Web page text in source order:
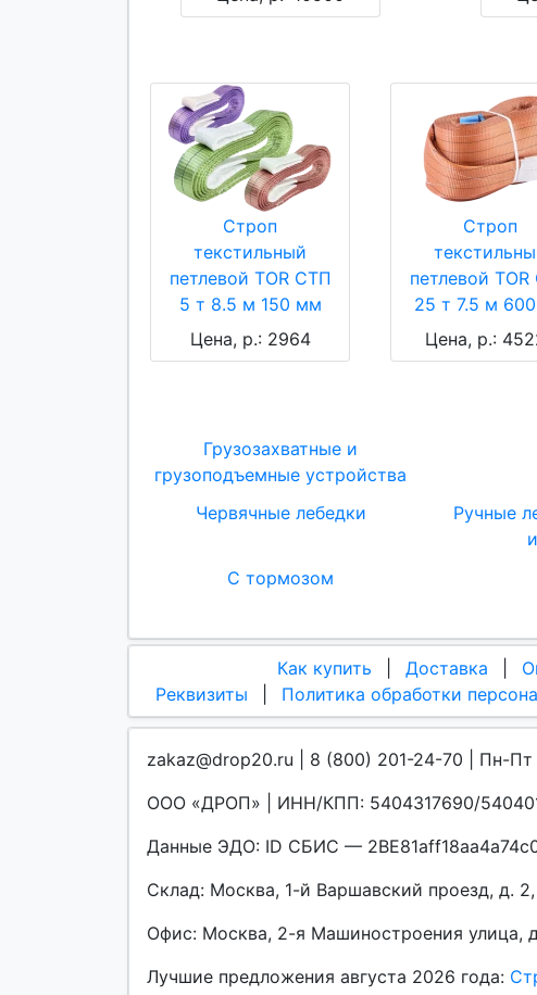
Строп
текстильный
петлевой TOR СТП
5 т 8.5 м 150 мм
Цена, р.: 2964
Строп
петлевой
25 т 7.5 м
Цена, р.:
Грузозахватные и
грузоподъемные устройства
Червячные лебедки
Ручные
С тормозом
Как купить Доставка
Реквизиты
Политика обработки
zakaz@drop20.ru | 8 (800) 201-24-70 | Пн-Пт
ООО «ДРОП» | ИНН/КПП: 5404317690/
Данные ЭДО: ID СБИС —
Склад: Москва, 1-й Варшавский проезд, д. 2,
Офис: Москва, 2-я Машиностроения улица,
Лучшие предложения августа 2026 года: